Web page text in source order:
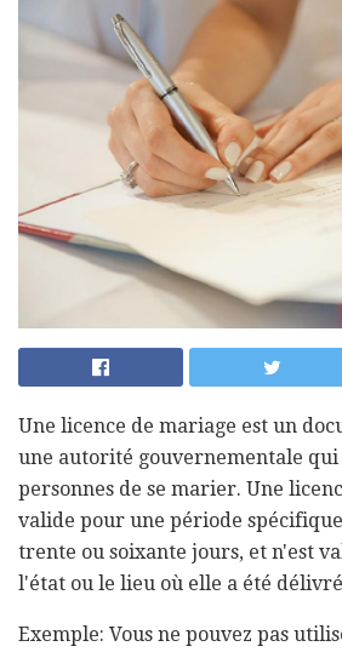
Une licence de mariage est un
une autorité gouvernementale
personnes de se marier. Une
valide pour une période
trente ou soixante jours, et n'est
l'état ou le lieu où elle a été
Exemple: Vous ne pouvez pas